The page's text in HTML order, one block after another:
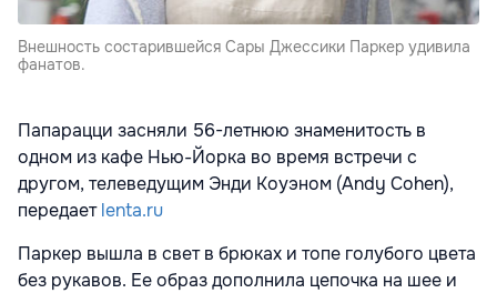
Внешность состарившейся Сары Джессики Паркер удивила
фанатов.
Папарацци засняли 56-летнюю знаменитость в
одном из кафе Нью-Йорка во время встречи с
другом, телеведущим Энди Коуэном (Andy Cohen),
передаетlenta.ru
Паркер вышла в свет в брюках и топе голубого цвета
без рукавов. Ее образ дополнила цепочка на шее и